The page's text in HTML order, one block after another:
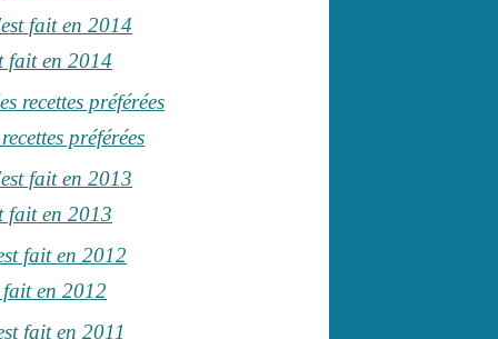
fait en 2014
préférées
fait en 2013
fait en 2012